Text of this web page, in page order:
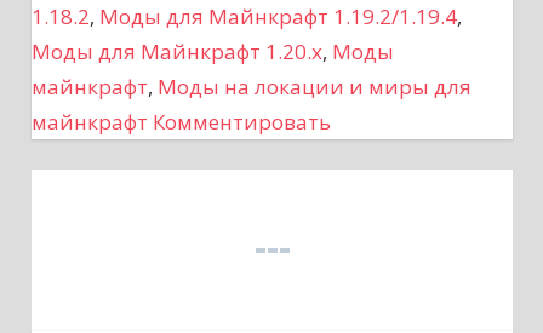
а
ц
и
я
1.18.2, Моды для Майнкрафт 1.19.2/1.19.4,
Моды для Майнкрафт 1.20.x, Моды
майнкрафт, Моды на локации и миры для
майнкрафт Комментировать